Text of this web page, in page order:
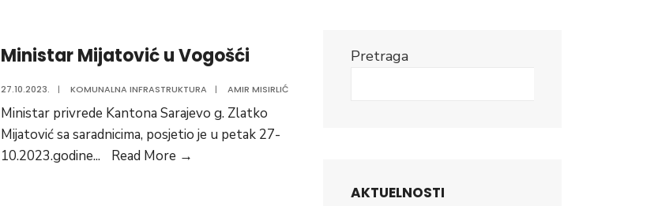
Ministar Mijatović u Vogošći
27.10.2023. | KOMUNALNA INFRASTRUKTURA | AMIR MISIRLIĆ
Ministar privrede Kantona Sarajevo g. Zlatko
Mijatović sa saradnicima, posjetio je u petak 27-
10.2023.godine... Read More →
Pretraga
AKTUELNOSTI